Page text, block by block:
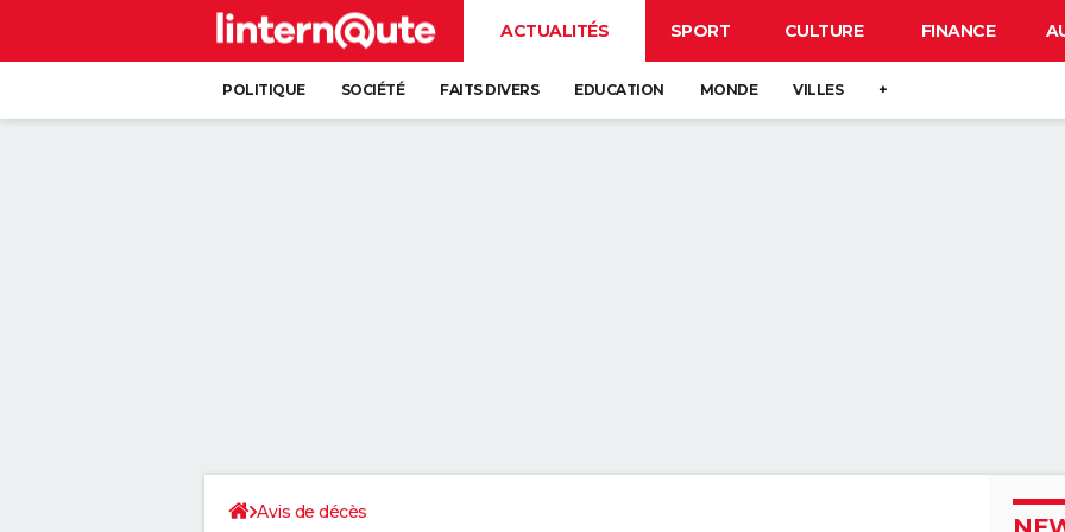
ACTUALITÉS SPORT CULTURE FINANCE
POLITIQUE SOCIÉTÉ FAITS DIVERS EDUCATION MONDE VILLES +
Avis de décès